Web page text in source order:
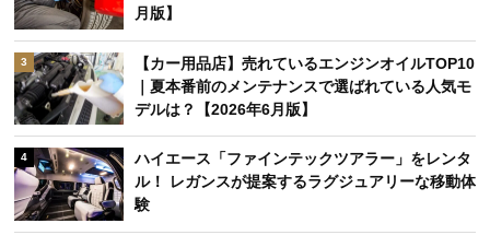
月版】
3
【カー用品店】売れているエンジンオイルTOP10
｜夏本番前のメンテナンスで選ばれている人気モ
デルは？【2026年6月版】
4
ハイエース「ファインテックツアラー」をレンタ
ル！ レガンスが提案するラグジュアリーな移動体
験